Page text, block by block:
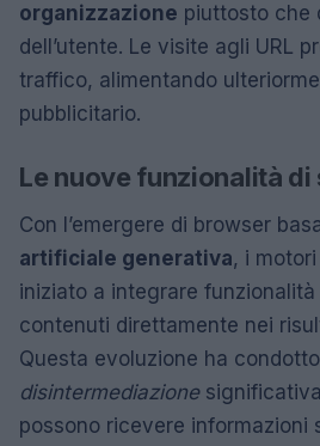
organizzazione piuttosto che
dell’utente. Le visite agli URL
traffico, alimentando
pubblicitario.
Le nuove funzionalità di
Con l’emergere di browser
artificiale generativa, i
iniziato a integrare
contenuti direttamente nei
Questa evoluzione ha
disintermediazione
possono ricevere informazioni